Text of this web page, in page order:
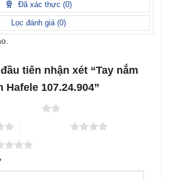
Đã xác thực (0)
Lọc đánh giá (0)
tiên nhận xét “Tay nắm
Hafele 107.24.904”